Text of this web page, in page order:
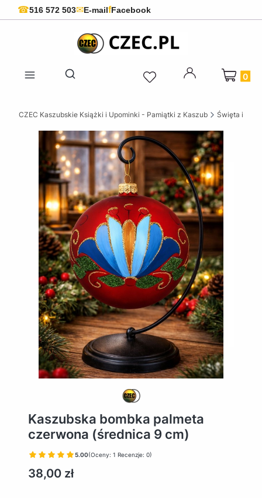
☎516 572 503✉E-mailfFacebook
Otwórz wyszukiwarkę
Produkty
CZEC Kaszubskie Książki i Upominki - Pamiątki z Kaszub Święta i
Kaszubska bombka palmeta
czerwona (średnica 9 cm)
5.00(Oceny: 1 Recenzje: 0)
Cena
38,00 zł